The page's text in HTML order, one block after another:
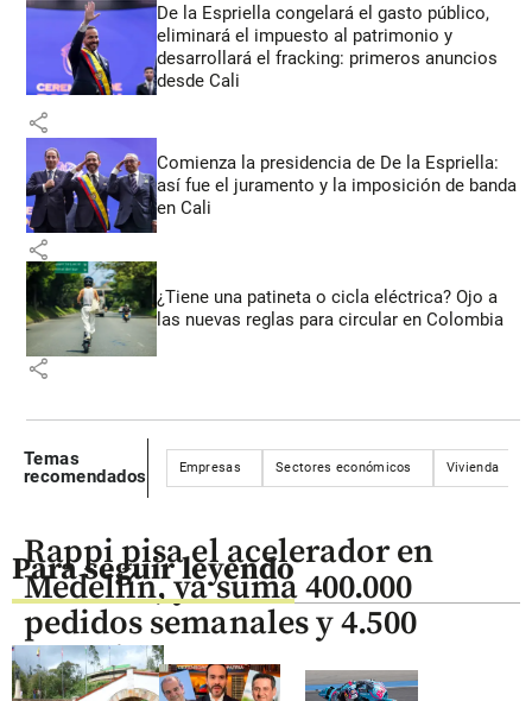
De la Espriella congelará el gasto público,
eliminará el impuesto al patrimonio y
desarrollará el fracking: primeros anuncios
desde Cali
share
Comienza la presidencia de De la Espriella:
así fue el juramento y la imposición de banda
en Cali
share
¿Tiene una patineta o cicla eléctrica? Ojo a
las nuevas reglas para circular en Colombia
share
Temas
recomendados
Empresas Sectores económicos Vivienda
Para seguir leyendo
Rappi pisa el acelerador en
Medellín, ya suma 400.000
pedidos semanales y 4.500
negocios